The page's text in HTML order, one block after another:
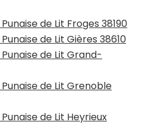
de Lit Froges 38190
de Lit Gières 38610
de Lit Grand-
de Lit Grenoble
de Lit Heyrieux